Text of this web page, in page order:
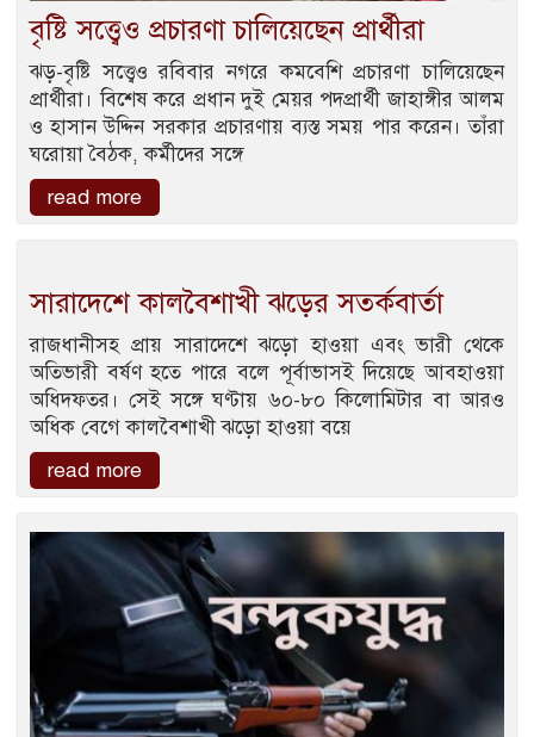
বৃষ্টি সত্ত্বেও প্রচারণা চালিয়েছেন প্রার্থীরা
ঝড়-বৃষ্টি সত্ত্বেও রবিবার নগরে কমবেশি প্রচারণা চালিয়েছেন
প্রার্থীরা। বিশেষ করে প্রধান দুই মেয়র পদপ্রার্থী জাহাঙ্গীর আলম
ও হাসান উদ্দিন সরকার প্রচারণায় ব্যস্ত সময় পার করেন। তাঁরা
ঘরোয়া বৈঠক, কর্মীদের সঙ্গে
read more
সারাদেশে কালবৈশাখী ঝড়ের সতর্কবার্তা
রাজধানীসহ প্রায় সারাদেশে ঝড়ো হাওয়া এবং ভারী থেকে
অতিভারী বর্ষণ হতে পারে বলে পূর্বাভাসই দিয়েছে আবহাওয়া
অধিদফতর। সেই সঙ্গে ঘণ্টায় ৬০-৮০ কিলোমিটার বা আরও
অধিক বেগে কালবৈশাখী ঝড়ো হাওয়া বয়ে
read more